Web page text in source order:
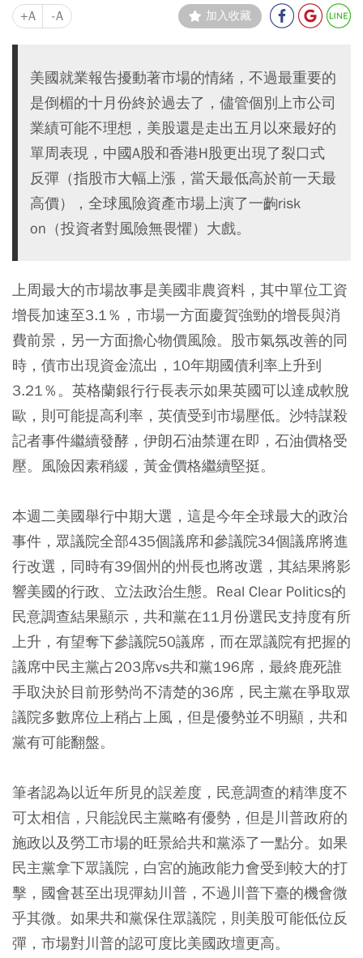
+A -A 加入收藏
美國就業報告擾動著市場的情緒，不過最重要的
是倒楣的十月份終於過去了，儘管個別上市公司
業績可能不理想，美股還是走出五月以來最好的
單周表現，中國A股和香港H股更出現了裂口式
反彈（指股市大幅上漲，當天最低高於前一天最
高價），全球風險資產市場上演了一齣risk
on（投資者對風險無畏懼）大戲。
上周最大的市場故事是美國非農資料，其中單位工資
增長加速至3.1％，市場一方面慶賀強勁的增長與消
費前景，另一方面擔心物價風險。股市氣氛改善的同
時，債市出現資金流出，10年期國債利率上升到
3.21％。英格蘭銀行行長表示如果英國可以達成軟脫
歐，則可能提高利率，英債受到市場壓低。沙特謀殺
記者事件繼續發酵，伊朗石油禁運在即，石油價格受
壓。風險因素稍緩，黃金價格繼續堅挺。
本週二美國舉行中期大選，這是今年全球最大的政治
事件，眾議院全部435個議席和參議院34個議席將進
行改選，同時有39個州的州長也將改選，其結果將影
響美國的行政、立法政治生態。Real Clear Politics的
民意調查結果顯示，共和黨在11月份選民支持度有所
上升，有望奪下參議院50議席，而在眾議院有把握的
議席中民主黨占203席vs共和黨196席，最終鹿死誰
手取決於目前形勢尚不清楚的36席，民主黨在爭取眾
議院多數席位上稍占上風，但是優勢並不明顯，共和
黨有可能翻盤。
筆者認為以近年所見的誤差度，民意調查的精準度不
可太相信，只能說民主黨略有優勢，但是川普政府的
施政以及勞工市場的旺景給共和黨添了一點分。如果
民主黨拿下眾議院，白宮的施政能力會受到較大的打
擊，國會甚至出現彈劾川普，不過川普下臺的機會微
乎其微。如果共和黨保住眾議院，則美股可能低位反
彈，市場對川普的認可度比美國政壇更高。